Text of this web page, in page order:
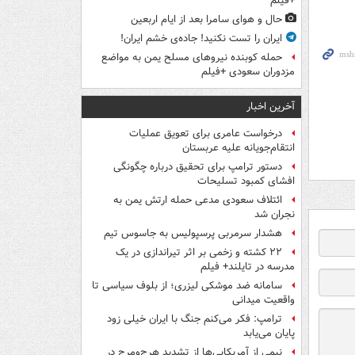
حال و هوای سامرا بعد از ایام اربعین
ایران را تست نکنید! جاده‌ی خشم ایران!
حمله کوبنده نیروهای مسلح یمن به مواضع
مزدوران سعودی +فیلم
آخرین اخبار
درخواست عامری برای تعویق عملیات
انتقام‌جویانه علیه عربستان
دستور ترامپ برای تحقیق درباره چگونگی
افشای کمبود تسلیحات
ائتلاف سعودی مدعی حمله ارتش یمن به
نجران شد
هشدار سرمربی پرسپولیس به جاسوس تیم
۲۲ کشته و زخمی بر اثر تیراندازی در یک
مدرسه در تایلند+ فیلم
سامانه ضد موشکی لیزری؛ از بلوف سیاسی تا
واقعیت میدانی
ترامپ: فکر می‌کنم جنگ با ایران خیلی زود
پایان می‌یابد